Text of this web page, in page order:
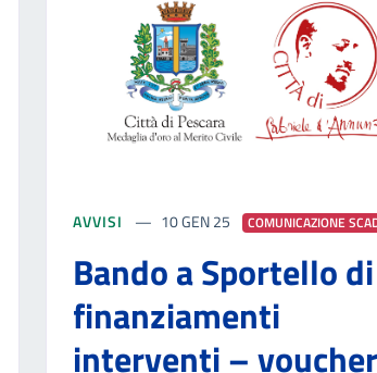
AVVISI 10 GEN 25 COMUNICAZIONE
Bando a Sportello di
finanziamenti
interventi – voucher_